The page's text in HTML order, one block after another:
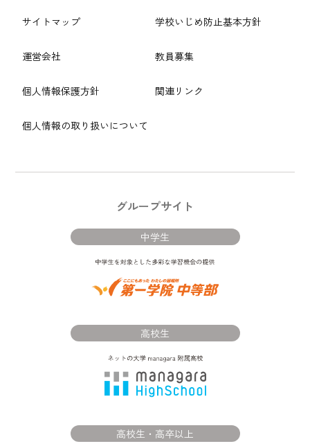
サイトマップ
運営会社
個人情報保護方針
個人情報の取り扱いについて
学校いじめ防止基本方針
教員募集
関連リンク
グループサイト
中学生
高校生
高校生・高卒以上